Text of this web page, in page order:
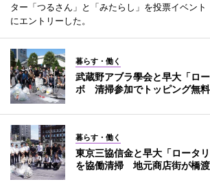
ター「つるさん」と「みたらし」を投票イベント
にエントリーした。
暮らす・働く
武蔵野アブラ學会と早大「ロ
ボ 清掃参加でトッピング無
暮らす・働く
東京三協信金と早大「ロータ
を協働清掃 地元商店街が橋